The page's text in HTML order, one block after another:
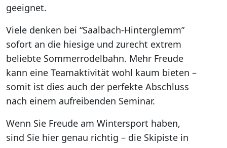
geeignet.
Viele denken bei “Saalbach-Hinterglemm”
sofort an die hiesige und zurecht extrem
beliebte Sommerrodelbahn. Mehr Freude
kann eine Teamaktivität wohl kaum bieten –
somit ist dies auch der perfekte Abschluss
nach einem aufreibenden Seminar.
Wenn Sie Freude am Wintersport haben,
sind Sie hier genau richtig – die Skipiste in